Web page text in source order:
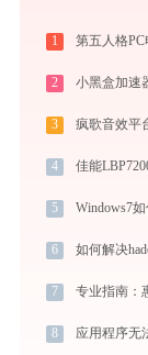
1
2 小黑盒加速
3 疯歌音效平
4 佳能
5 Windows7
6 如何解决
7
8 应用程序无